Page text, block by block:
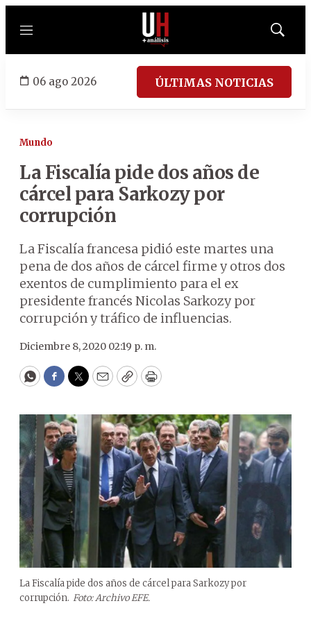
Menú
Mostrar
06 ago 2026 ÚLTIMAS NOTICIAS
Mundo
La Fiscalía pide dos años de
cárcel para Sarkozy por
corrupción
La Fiscalía francesa pidió este martes una
pena de dos años de cárcel firme y otros dos
exentos de cumplimiento para el ex
presidente francés Nicolas Sarkozy por
corrupción y tráfico de influencias.
Diciembre 8, 2020 02:19 p. m.
WhatsApp
Facebook
Twitter
EmailCopyPrint
La Fiscalía pide dos años de cárcel para Sarkozy por
corrupción. Foto: Archivo EFE.